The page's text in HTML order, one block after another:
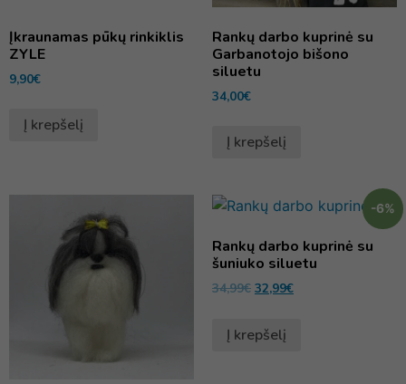
Įkraunamas pūkų rinkiklis
ZYLE
9,90€
Į krepšelį
Rankų darbo kuprinė su
Garbanotojo bišono
siluetu
34,00€
Į krepšelį
-6%
Rankų darbo kuprinė su
šuniuko siluetu
34,99€ 32,99€
Į krepšelį